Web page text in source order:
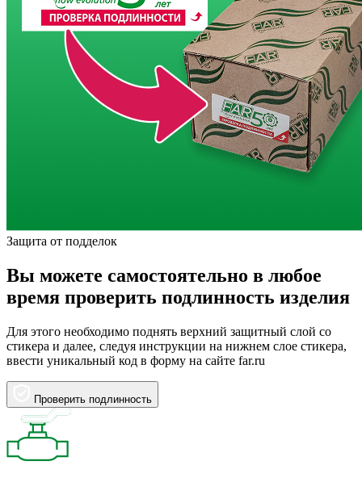
Защита от подделок
Вы можете самостоятельно в любое
время проверить подлинность изделия
Для этого необходимо поднять верхний защитный слой со
стикера и далее, следуя инструкции на нижнем слое стикера,
ввести уникальный код в форму на сайте far.ru
Проверить подлинность